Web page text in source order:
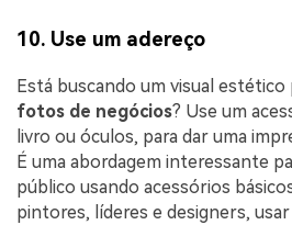
10. Use um adereço
Está buscando um visual estético
fotos de negócios? Use um
livro ou óculos, para dar uma
É uma abordagem interessante
público usando acessórios
pintores, líderes e designers,